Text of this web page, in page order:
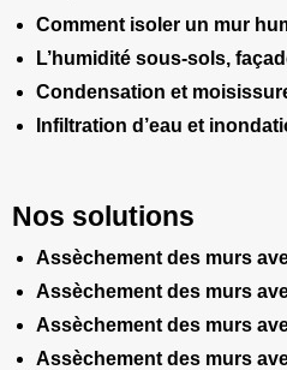
Comment isoler un mur
L’humidité sous-sols,
Condensation et
Infiltration d’eau et
Nos solutions
Assèchement des murs
Assèchement des murs
Assèchement des murs
Assèchement des murs